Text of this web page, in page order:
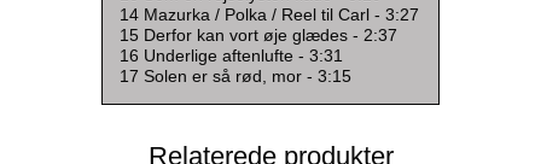
14 Mazurka / Polka / Reel til Carl - 3:27
15 Derfor kan vort øje glædes - 2:37
16 Underlige aftenlufte - 3:31
17 Solen er så rød, mor - 3:15
Relaterede produkter